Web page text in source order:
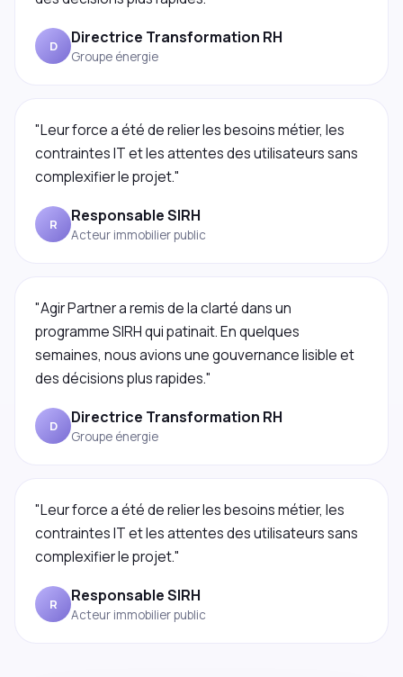
D Directrice Transformation RH
Groupe énergie
"Leur force a été de relier les besoins métier, les
contraintes IT et les attentes des utilisateurs sans
complexifier le projet."
R Responsable SIRH
Acteur immobilier public
"Agir Partner a remis de la clarté dans un
programme SIRH qui patinait. En quelques
semaines, nous avions une gouvernance lisible et
des décisions plus rapides."
D Directrice Transformation RH
Groupe énergie
"Leur force a été de relier les besoins métier, les
contraintes IT et les attentes des utilisateurs sans
complexifier le projet."
R Responsable SIRH
Acteur immobilier public